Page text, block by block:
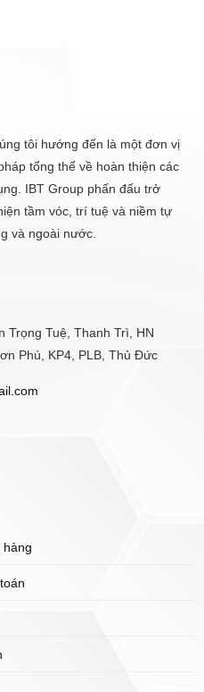
tôi hướng đến là một đơn vị
tổng thể về hoàn thiện các
IBT Group phấn đấu trở
tầm vóc, trí tuệ và niềm tự
và ngoài nước.
Trọng Tuệ, Thanh Trì, HN
Phú, KP4, PLB, Thủ Đức
hàng